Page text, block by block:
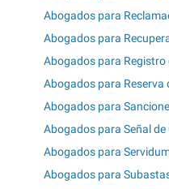
Abogados para
Abogados para
Abogados para Registro
Abogados para Reserva
Abogados para
Abogados para Señal
Abogados para
Abogados para